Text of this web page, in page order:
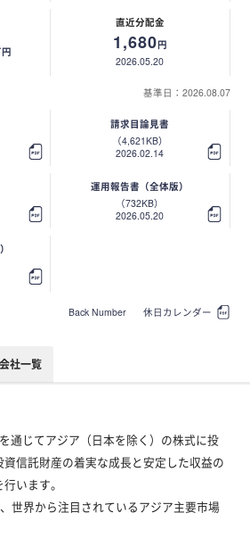
直近分配金
1,680円
2026.05.20
基準日：2026.08.07
請求目論見書
（4,621KB）
2026.02.14
運用報告書（全体版）
（732KB）
2026.05.20
Back Number 休日カレンダー
社一覧
通じてアジア（日本を除く）の株式に投
信託財産の着実な成長と安定した収益の
います。
世界から注目されているアジア主要市場